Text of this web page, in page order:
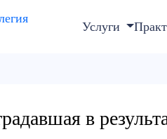
Услуги
в